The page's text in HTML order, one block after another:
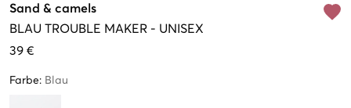
Sand & camels
BLAU TROUBLE MAKER - UNISEX
39 €
Farbe: Blau